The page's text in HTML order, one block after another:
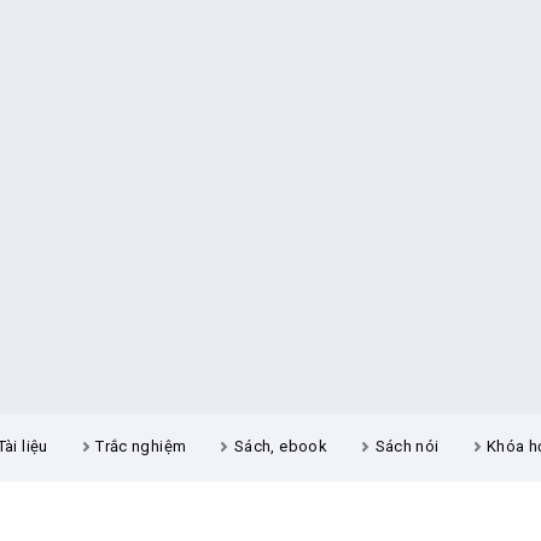
liệu Trắc nghiệm Sách, ebook Sách nói Khóa